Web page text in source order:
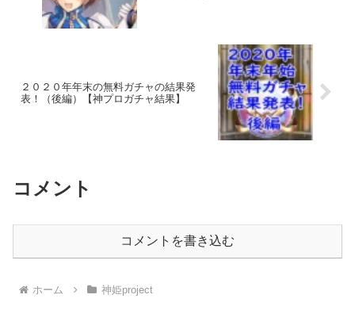
２０２０年年末の無料ガチャの結果発
表！（後編）【神プロガチャ結果】
コメント
コメントを書き込む
ホーム 神姫project